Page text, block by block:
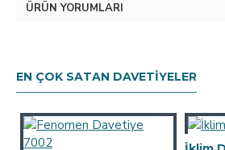
ÜRÜN YORUMLARI
EN ÇOK SATAN DAVETIYELER